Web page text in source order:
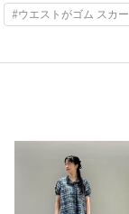
購入カラー：
した。広がりすぎ
女性
40代後半
#ウエストがゴム スカー